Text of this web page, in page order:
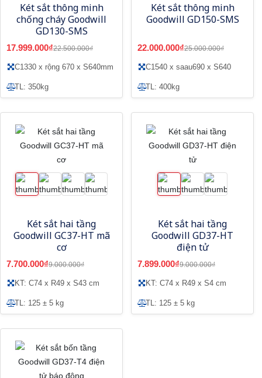
Két sắt thông minh
chống cháy Goodwill
GD130-SMS
17.999.000₫22.500.000₫
C1330 x rộng 670 x S640mm
TL: 350kg
Két sắt thông minh
Goodwill GD150-SMS
22.000.000₫25.000.000₫
C1540 x saau690 x S640
TL: 400kg
Két sắt hai tầng
Goodwill GC37-HT mã
cơ
7.700.000₫9.000.000₫
KT: C74 x R49 x S43 cm
TL: 125 ± 5 kg
Két sắt hai tầng
Goodwill GD37-HT
điện tử
7.899.000₫9.000.000₫
KT: C74 x R49 x S4 cm
TL: 125 ± 5 kg